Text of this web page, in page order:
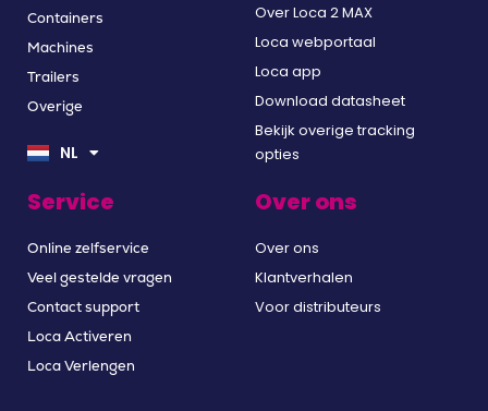
Containers
Machines
Trailers
Overige
NL
EN
FR
Over Loca 2 MAX
Loca webportaal
Loca app
Download datasheet
Bekijk overige tracking
opties
Service
Online zelfservice
Veel gestelde vragen
Contact support
Loca Activeren
Loca Verlengen
Over ons
Over ons
Klantverhalen
Voor distributeurs